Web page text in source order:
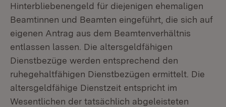
Hinterbliebenengeld für diejenigen ehemaligen
Beamtinnen und Beamten eingeführt, die sich auf
eigenen Antrag aus dem Beamtenverhältnis
entlassen lassen. Die altersgeldfähigen
Dienstbezüge werden entsprechend den
ruhegehaltfähigen Dienstbezügen ermittelt. Die
altersgeldfähige Dienstzeit entspricht im
Wesentlichen der tatsächlich abgeleisteten